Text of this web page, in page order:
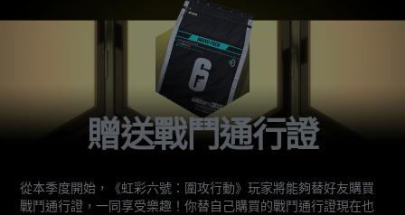
贈送戰鬥通行證
從本季度開始，《虹彩六號：圍攻行動》玩家將能夠替好友購買
戰鬥通行證，一同享受樂趣！你替自己購買的戰鬥通行證現在也